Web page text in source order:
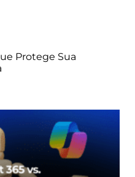
Protege Sua